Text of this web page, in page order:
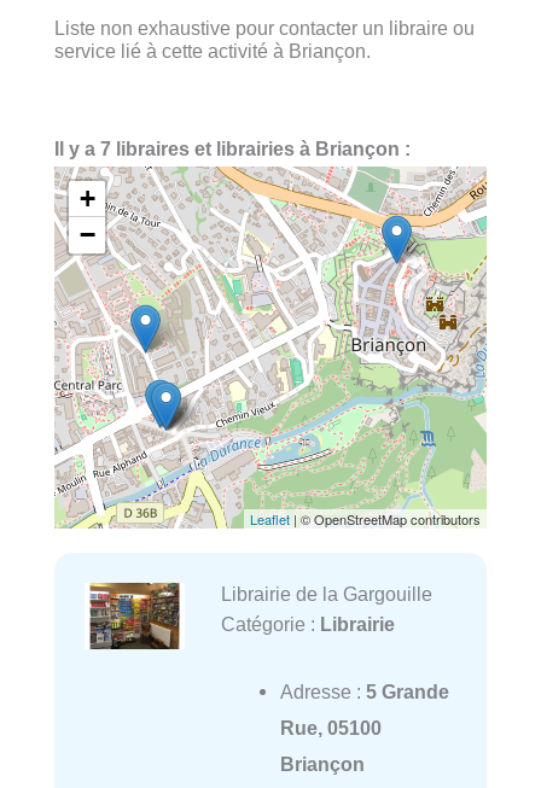
Liste non exhaustive pour contacter un libraire ou
service lié à cette activité à Briançon.
Il y a 7 libraires et librairies à Briançon :
+
−
Leaflet | © OpenStreetMap contributors
Librairie de la Gargouille
Catégorie : Librairie
Adresse : 5 Grande
Rue, 05100
Briançon